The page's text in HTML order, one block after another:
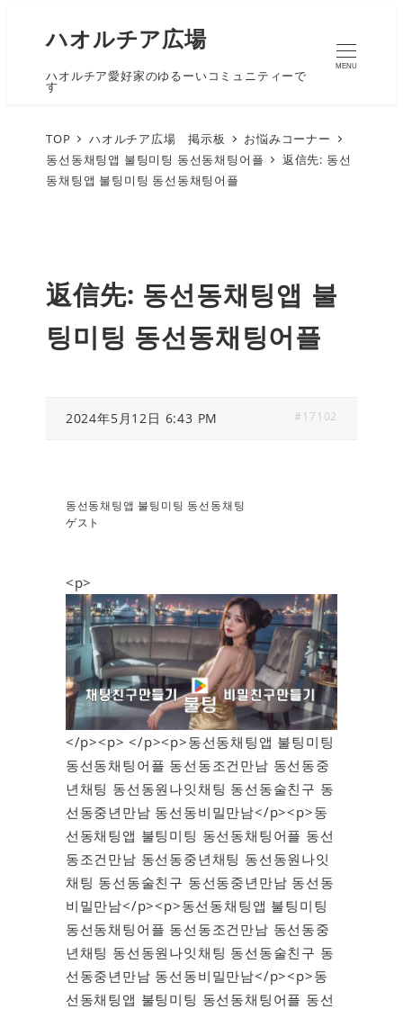
ハオルチア広場
ハオルチア愛好家のゆるーいコミュニティーで
す
MENU
TOP ハオルチア広場 掲示板
お悩みコーナー
동선동채팅앱 불팅미팅 동선동채팅어플
返信先: 동선
동채팅앱 불팅미팅 동선동채팅어플
返信先: 동선동채팅앱 불
팅미팅 동선동채팅어플
2024年5月12日 6:43 PM #17102
동선동채팅앱 불팅미팅 동선동채팅
ゲスト
<p>
</p><p> </p><p>동선동채팅앱 불팅미팅
동선동채팅어플 동선동조건만남 동선동중
년채팅 동선동원나잇채팅 동선동술친구 동
선동중년만남 동선동비밀만남</p><p>동
선동채팅앱 불팅미팅 동선동채팅어플 동선
동조건만남 동선동중년채팅 동선동원나잇
채팅 동선동술친구 동선동중년만남 동선동
비밀만남</p><p>동선동채팅앱 불팅미팅
동선동채팅어플 동선동조건만남 동선동중
년채팅 동선동원나잇채팅 동선동술친구 동
선동중년만남 동선동비밀만남</p><p>동
선동채팅앱 불팅미팅 동선동채팅어플 동선